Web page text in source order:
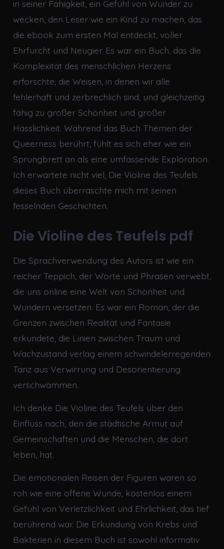
in seiner Fähigkeit, ein Gefühl von Wunder zu
wecken, den Leser wie ein Kind zu machen, das
die ebook zum ersten Mal entdeckt, voller
Ehrfurcht und Neugier. Es war ein Buch, das die
Komplexität des menschlichen Herzens
erforschte, die Weisen, in denen wir alle
fehlerhaft und zerbrechlich sind, und gleichzeitig
fähig zu großer Schönheit und großer
Hässlichkeit. Während das Buch Themen der
Queerness berührt, fühlt es sich eher wie ein
Sprungbrett an als eine umfassende Exploration.
Ich erwartete nicht viel, Die Violine des Teufels
dieses Buch überraschte mich mit seinen
fesselnden Geschichten.
Die Violine des Teufels pdf
Die Sprachverwendung des Autors ist wie ein
reicher Teppich, der Worte und Phrasen verwebt,
die uns online eine Welt von Schönheit und
Wundern versetzen. Es war ein Roman, der die
Grenzen zwischen Realität und Fantasie
erkundete, die Linien zwischen Traum und
Wachzustand verlag einem schwindelerregenden
Tanz aus Verwirrung und Desorientierung
verschwammen.
Ich denke Die Violine des Teufels über den
Einfluss nach, den die städtische Armut auf
Gemeinschaften und die Menschen, die dort
leben, hat.
Die emotionalen Reisen der Figuren waren so
roh wie eine offene Wunde, kostenlos einem
Gefühl von Verletzlichkeit und Ehrlichkeit, das tief
berührend war. Die Erkundung von Krebs und
Bakterien in diesem Buch ist sowohl informativ